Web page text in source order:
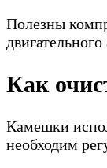
Полезны
Как
Камешки
необходим